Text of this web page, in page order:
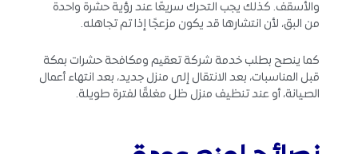
والأسقف. كذلك يجب التحرك سريعًا عند رؤية حشرة واحدة
من البق، لأن انتشارها قد يكون مزعجًا إذا تم تجاهله.
كما ينصح بطلب خدمة شركة تعقيم ومكافحة حشرات بمكة
قبل المناسبات، بعد الانتقال إلى منزل جديد، بعد انتهاء أعمال
الصيانة، أو عند تنظيف منزل ظل مغلقًا لفترة طويلة.